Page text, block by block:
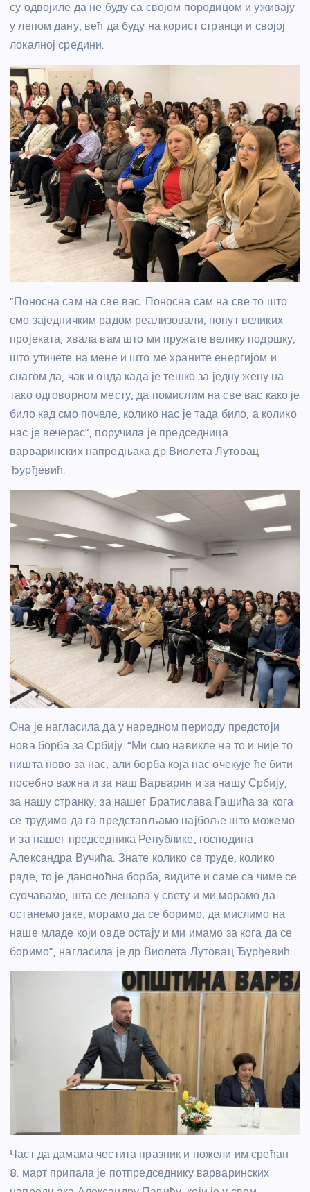
су одвојиле да не буду са својом породицом и уживају
у лепом дану, већ да буду на корист странци и својој
локалној средини.
“Поносна сам на све вас. Поносна сам на све то што
смо заједничким радом реализовали, попут великих
пројеката, хвала вам што ми пружате велику подршку,
што утичете на мене и што ме храните енергијом и
снагом да, чак и онда када је тешко за једну жену на
тако одговорном месту, да помислим на све вас како је
било кад смо почеле, колико нас је тада било, а колико
нас је вечерас”, поручила је председница
варваринских напредњака др Виолета Лутовац
Ђурђевић.
Она је нагласила да у наредном периоду предстоји
нова борба за Србију. “Ми смо навикле на то и није то
ништа ново за нас, али борба која нас очекује ће бити
посебно важна и за наш Варварин и за нашу Србију,
за нашу странку, за нашег Братислава Гашића за кога
се трудимо да га представљамо најбоље што можемо
и за нашег председника Републике, господина
Александра Вучића. Знате колико се труде, колико
раде, то је даноноћна борба, видите и саме са чиме се
суочавамо, шта се дешава у свету и ми морамо да
останемо јаке, морамо да се боримо, да мислимо на
наше младе који овде остају и ми имамо за кога да се
боримо”, нагласила је др Виолета Лутовац Ђурђевић.
Част да дамама честита празник и пожели им срећан
8. март припала је потпредседнику варваринских